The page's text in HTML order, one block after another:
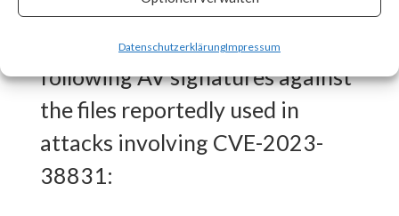
DatenschutzerklärungImpressum
FortiGuard Labs has the
following AV signatures against
the files reportedly used in
attacks involving CVE-2023-
38831: